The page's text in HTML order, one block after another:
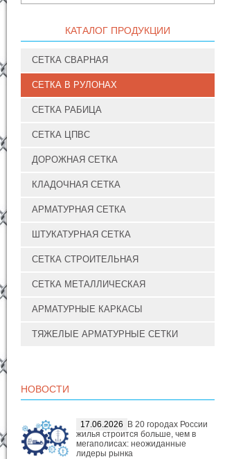
КАТАЛОГ ПРОДУКЦИИ
СЕТКА СВАРНАЯ
СЕТКА В РУЛОНАХ
СЕТКА РАБИЦА
СЕТКА ЦПВС
ДОРОЖНАЯ СЕТКА
КЛАДОЧНАЯ СЕТКА
АРМАТУРНАЯ СЕТКА
ШТУКАТУРНАЯ СЕТКА
СЕТКА СТРОИТЕЛЬНАЯ
СЕТКА МЕТАЛЛИЧЕСКАЯ
АРМАТУРНЫЕ КАРКАСЫ
ТЯЖЕЛЫЕ АРМАТУРНЫЕ СЕТКИ
НОВОСТИ
17.06.2026
В 20 городах России
жилья строится больше, чем в
мегаполисах: неожиданные
лидеры рынка